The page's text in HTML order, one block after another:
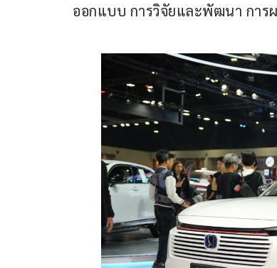
ออกแบบ การวิจัยและพัฒนา การ